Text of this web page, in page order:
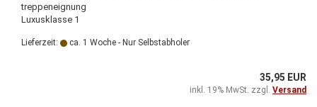
treppeneignung
Luxusklasse 1
Lieferzeit: ca. 1 Woche - Nur Selbstabholer
35,95 EUR
inkl. 19% MwSt. zzgl. Versand